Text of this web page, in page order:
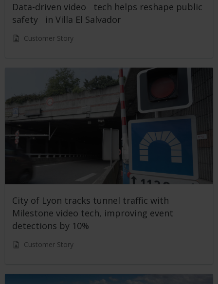
Data-driven video tech helps reshape public
safety in Villa El Salvador
Customer Story
City of Lyon tracks tunnel traffic with
Milestone video tech, improving event
detections by 10%
Customer Story